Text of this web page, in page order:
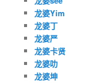
龙婆Yim
龙婆丁
龙婆严
龙婆卡贤
龙婆叻
龙婆坤